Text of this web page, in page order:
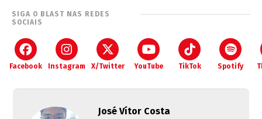
SIGA O BLAST NAS REDES
SOCIAIS
Facebook Instagram X/Twitter YouTube TikTok Spotify
José Vítor Costa